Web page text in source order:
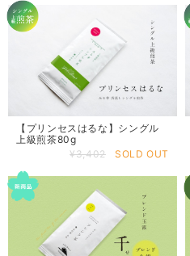
【プリンセスはるな】シングル
上級煎茶80g
¥3,402
SOLD OUT